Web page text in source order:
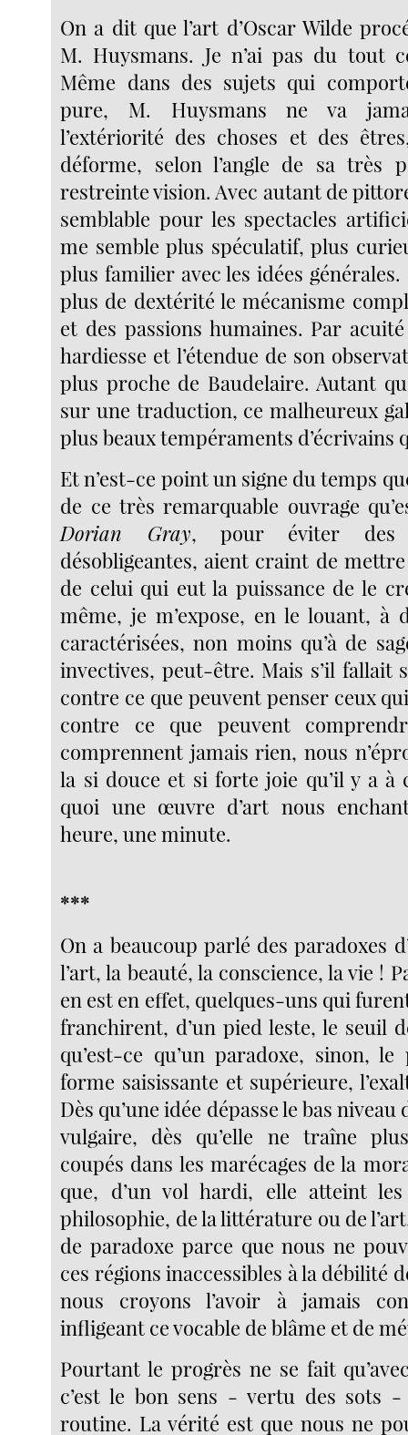
On a dit que l’art d’Oscar Wilde
M. Huysmans. Je n’ai pas du tout
Même dans des sujets qui
pure, M. Huysmans ne va
l’extériorité des choses et des
déforme, selon l’angle de sa très
restreinte vision. Avec autant de
semblable pour les spectacles
me semble plus spéculatif, plus
plus familier avec les idées
plus de dextérité le mécanisme
et des passions humaines. Par
hardiesse et l’étendue de son
plus proche de Baudelaire. Autant
sur une traduction, ce malheureux
plus beaux tempéraments d’écrivains
Et n’est-ce point un signe du temps
de ce très remarquable ouvrage
Dorian Gray, pour éviter des
désobligeantes, aient craint de
de celui qui eut la puissance de le
même, je m’expose, en le louant, à
caractérisées, non moins qu’à de
invectives, peut-être. Mais s’il fallait
contre ce que peuvent penser ceux
contre ce que peuvent
comprennent jamais rien, nous
la si douce et si forte joie qu’il y a à
quoi une œuvre d’art nous
heure, une minute.
***
On a beaucoup parlé des paradoxes
l’art, la beauté, la conscience, la vie !
en est en effet, quelques-uns qui
franchirent, d’un pied leste, le seuil
qu’est-ce qu’un paradoxe, sinon,
forme saisissante et supérieure,
Dès qu’une idée dépasse le bas niveau
vulgaire, dès qu’elle ne traîne
coupés dans les marécages de la
que, d’un vol hardi, elle atteint
philosophie, de la littérature ou de
de paradoxe parce que nous ne
ces régions inaccessibles à la débilité
nous croyons l’avoir à jamais
infligeant ce vocable de blâme et de
Pourtant le progrès ne se fait
c’est le bon sens - vertu des sots
routine. La vérité est que nous ne